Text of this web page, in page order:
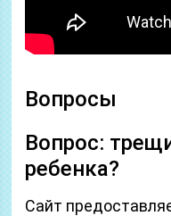
Вопросы
Вопрос:
ребенка?
Сайт